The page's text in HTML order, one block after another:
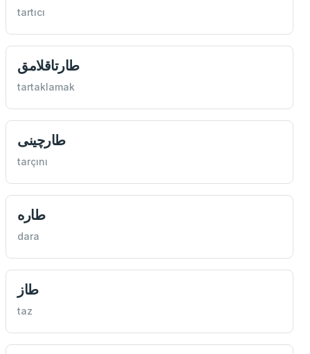
tartıcı
طارتاقلامق
tartaklamak
طارچينی
tarçını
طاره
dara
طاز
taz